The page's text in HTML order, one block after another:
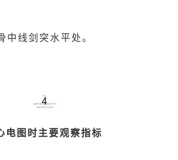
中线剑突水平处。
4
电图时主要观察指标